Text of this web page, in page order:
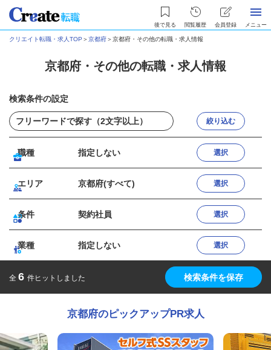
後で見る 閲覧履歴 会員登録 メニュー
クリエイト転職・求人TOP ＞京都府＞京都府・その他の転職・求人情報
京都府・その他の転職・求人情報
検索条件の設定
絞り込む
職種 指定しない 選択
エリア 京都府(すべて) 選択
条件 契約社員 選択
業種 指定しない 選択
全 6 件ヒットしました 検索条件を保存
京都府のピックアップPR求人